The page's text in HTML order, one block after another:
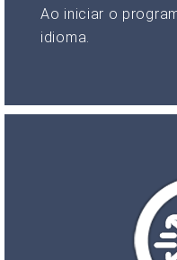
Ao iniciar o
idioma.